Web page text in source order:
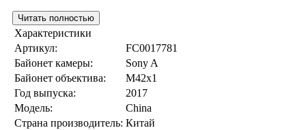
Читать полностью
Характеристики
Артикул:
FC0017781
Байонет камеры:
Sony A
Байонет объектива:
M42x1
Год выпуска:
2017
Модель:
China
Страна производитель: Китай